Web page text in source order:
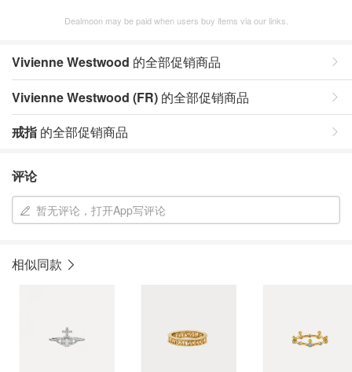
Dealmoon may be paid when users buy items via our links.
Vivienne Westwood 的全部促销商品
Vivienne Westwood (FR) 的全部促销商品
戒指 的全部促销商品
评论
暂无评论，打开App写评论
相似同款